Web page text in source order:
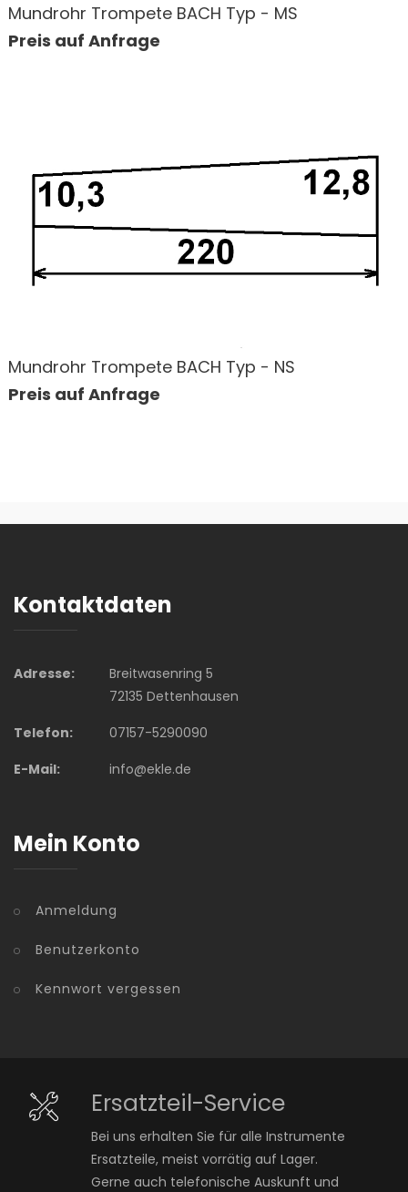
Mundrohr Trompete BACH Typ - MS
Preis auf Anfrage
Mundrohr Trompete BACH Typ - NS
Preis auf Anfrage
Kontaktdaten
Adresse:
Breitwasenring 5
72135 Dettenhausen
Telefon:
07157-5290090
E-Mail:
info@ekle.de
Mein Konto
Anmeldung
Benutzerkonto
Kennwort vergessen
Ersatzteil-Service
Bei uns erhalten Sie für alle Instrumente
Ersatzteile, meist vorrätig auf Lager.
Gerne auch telefonische Auskunft und